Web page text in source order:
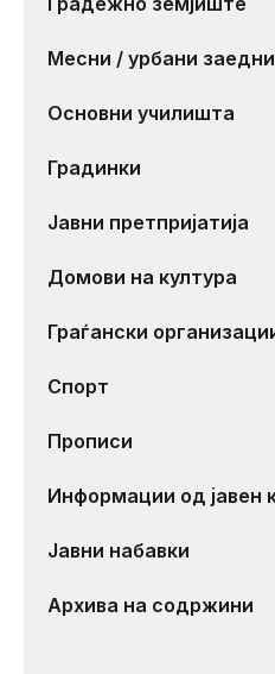
Месни / урбани
Основни училишта
Градинки
Јавни претпријатија
Домови на култура
Граѓански
Спорт
Прописи
Информации од јавен
Јавни набавки
Архива на содржини